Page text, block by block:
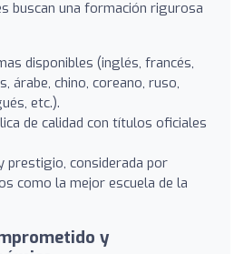
buscan una formación rigurosa
disponibles (inglés, francés,
árabe, chino, coreano, ruso,
etc.).
de calidad con títulos oficiales
prestigio, considerada por
como la mejor escuela de la
y